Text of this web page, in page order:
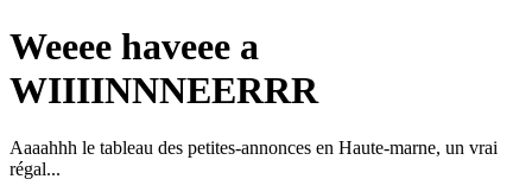
Weeee haveee a
WIIIINNNEERRR
Aaaahhh le tableau des petites-annonces en Haute-marne, un vrai
régal...